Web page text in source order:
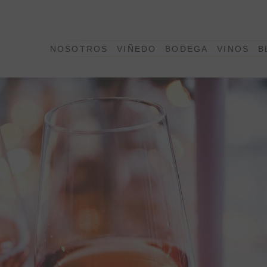
NOSOTROS VIÑEDO BODEGA VINOS